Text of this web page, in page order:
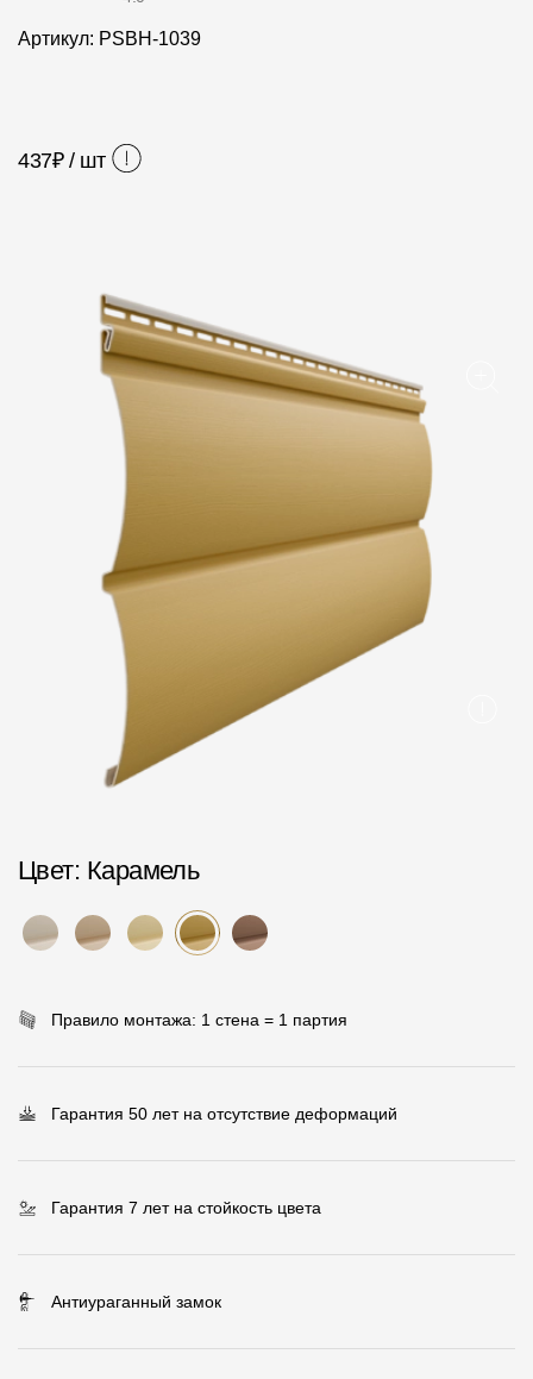
Пленки и мембраны
Однослойная черепица
Ламинированная черепица
Комплектующие к кровле
Кровельная вентиляция
Водостоки
Пластиковые водосточные системы
Металлические водосточные системы
Водосборник
Документация
Инструкции по монтажу
Технические листы
Сертификаты
Чертежи
Сервисы
Артикул: PSBH-1039
437₽ / шт
Цвет: Карамель
Правило монтажа: 1 стена = 1 партия
Гарантия 50 лет на отсутствие деформаций
Гарантия 7 лет на стойкость цвета
Антиураганный замок